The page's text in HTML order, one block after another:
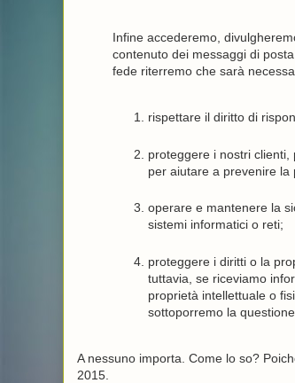
Infine accederemo,
contenuto dei messaggi di
fede riterremo che sarà
rispettare il diritto di
proteggere i nostri
per aiutare a prevenire
operare e mantenere la
sistemi informatici o reti;
proteggere i diritti o la
tuttavia, se riceviamo
proprietà intellettuale o
sottoporremo la
A nessuno importa. Come lo so?
2015.